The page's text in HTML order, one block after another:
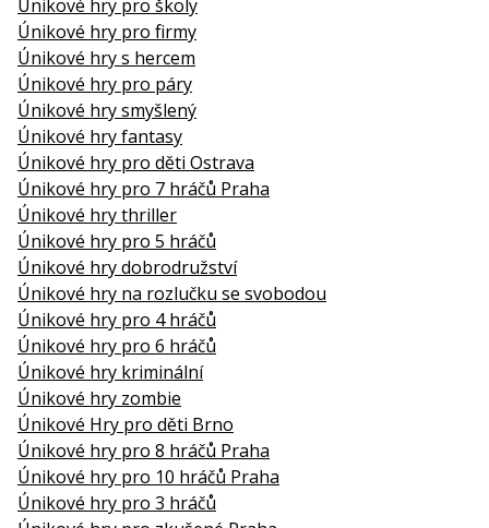
Únikové hry pro školy
Únikové hry pro firmy
Únikové hry s hercem
Únikové hry pro páry
Únikové hry smyšlený
Únikové hry fantasy
Únikové hry pro děti Ostrava
Únikové hry pro 7 hráčů Praha
Únikové hry thriller
Únikové hry pro 5 hráčů
Únikové hry dobrodružství
Únikové hry na rozlučku se svobodou
Únikové hry pro 4 hráčů
Únikové hry pro 6 hráčů
Únikové hry kriminální
Únikové hry zombie
Únikové Hry pro děti Brno
Únikové hry pro 8 hráčů Praha
Únikové hry pro 10 hráčů Praha
Únikové hry pro 3 hráčů